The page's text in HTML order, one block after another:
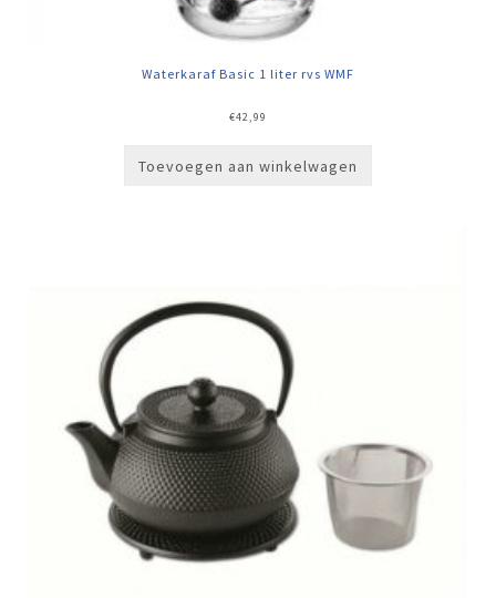
Waterkaraf Basic 1 liter rvs WMF
€42,99
Toevoegen aan winkelwagen